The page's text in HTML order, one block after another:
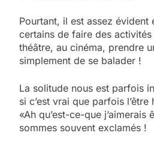
Pourtant, il est assez évident
certains de faire des activités
théâtre, au cinéma, prendre
simplement de se balader !
La solitude nous est parfois
si c’est vrai que parfois
«Ah qu’est-ce-que j’aimerais
sommes souvent exclamés !